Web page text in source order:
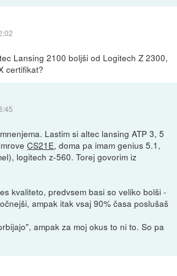
Lansing 2100 boljši od Logitech Z 2300,
certifikat?
Lastim si altec lansing ATP 3, 5
CS21E, doma pa imam genius 5.1,
logitech z-560. Torej govorim iz
kvaliteto, predvsem basi so veliko bolši -
ampak itak vsaj 90% časa poslušaš
ampak za moj okus to ni to. So pa